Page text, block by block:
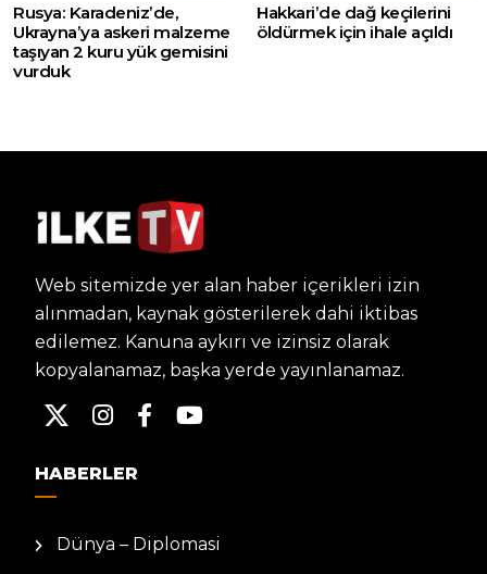
Rusya: Karadeniz’de,
Ukrayna’ya askeri malzeme
taşıyan 2 kuru yük gemisini
vurduk
Hakkari’de dağ keçilerini
öldürmek için ihale açıldı
Web sitemizde yer alan haber içerikleri izin
alınmadan, kaynak gösterilerek dahi iktibas
edilemez. Kanuna aykırı ve izinsiz olarak
kopyalanamaz, başka yerde yayınlanamaz.
HABERLER
Dünya – Diplomasi